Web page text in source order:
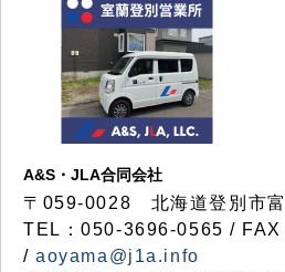
A&S・JLA合同会社
〒 059-0028 北海道登別市
TEL：050-3696-0565 /
/aoyama@j1a.info